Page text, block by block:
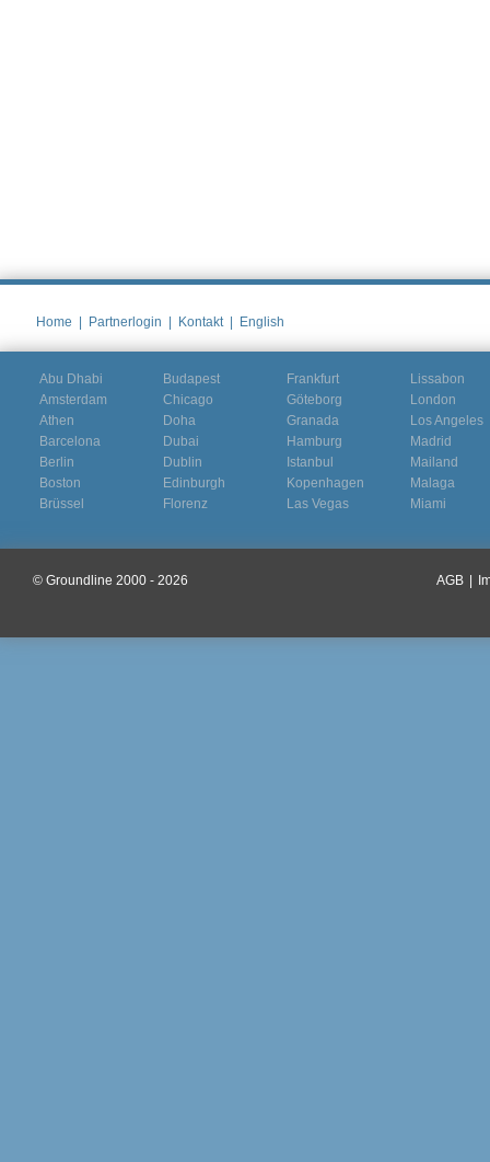
Home Partnerlogin Kontakt English
Abu Dhabi
Amsterdam
Athen
Barcelona
Berlin
Boston
Brüssel
Budapest
Chicago
Doha
Dubai
Dublin
Edinburgh
Florenz
Frankfurt
Göteborg
Granada
Hamburg
Istanbul
Kopenhagen
Las Vegas
Lissabon
London
Los Angeles
Madrid
Mailand
Malaga
Miami
© Groundline 2000 - 2026 AGB